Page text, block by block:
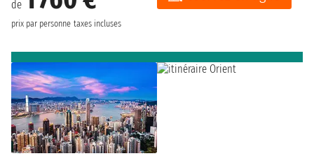
de
prix par personne taxes incluses